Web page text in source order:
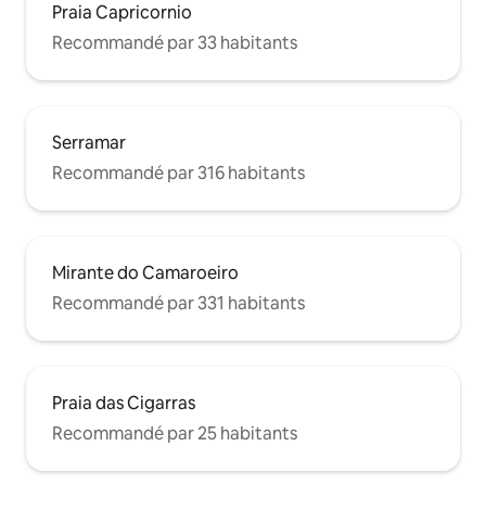
Praia Capricornio
Recommandé par 33 habitants
Serramar
Recommandé par 316 habitants
Mirante do Camaroeiro
Recommandé par 331 habitants
Praia das Cigarras
Recommandé par 25 habitants